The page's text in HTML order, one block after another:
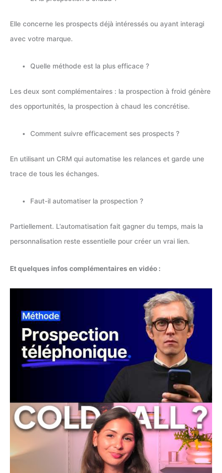
Elle concerne les prospects déjà intéressés ou ayant interagi
avec votre marque.
Quelle méthode est la plus efficace ?
Les deux sont complémentaires : la prospection à froid génère
des opportunités, la prospection à chaud les concrétise.
Comment suivre efficacement ses prospects ?
En utilisant un CRM qui automatise les relances et garde une
trace de tous les échanges.
Faut-il automatiser la prospection ?
Partiellement. L’automatisation fait gagner du temps, mais la
personnalisation reste essentielle pour créer un vrai lien.
Et quelques infos complémentaires en vidéo :